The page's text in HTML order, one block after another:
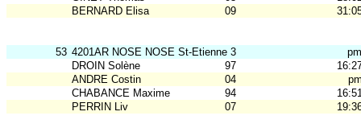
BERNARD Elisa
09
53 4201AR NOSE NOSE St-Etienne 3
pm
DROIN Solène
97
ANDRE Costin
04
CHABANCE Maxime
94
PERRIN Liv
07